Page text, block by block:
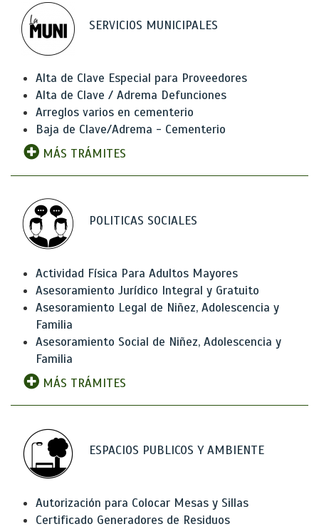
SERVICIOS MUNICIPALES
Alta de Clave Especial para Proveedores
Alta de Clave / Adrema Defunciones
Arreglos varios en cementerio
Baja de Clave/Adrema - Cementerio
MÁS TRÁMITES
POLITICAS SOCIALES
Actividad Física Para Adultos Mayores
Asesoramiento Jurídico Integral y Gratuito
Asesoramiento Legal de Niñez, Adolescencia y
Familia
Asesoramiento Social de Niñez, Adolescencia y
Familia
MÁS TRÁMITES
ESPACIOS PUBLICOS Y AMBIENTE
Autorización para Colocar Mesas y Sillas
Certificado Generadores de Residuos